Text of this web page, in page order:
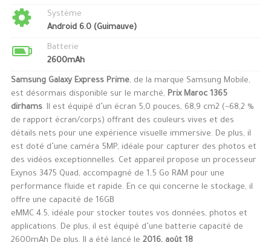
Système
Android 6.0 (Guimauve)
Batterie
2600mAh
Samsung Galaxy Express Prime, de la marque Samsung Mobile,
est désormais disponible sur le marché, Prix Maroc 1365
dirhams. Il est équipé d’un écran 5,0 pouces, 68,9 cm2 (~68,2 %
de rapport écran/corps) offrant des couleurs vives et des
détails nets pour une expérience visuelle immersive. De plus, il
est doté d’une caméra 5MP, idéale pour capturer des photos et
des vidéos exceptionnelles. Cet appareil propose un processeur
Exynos 3475 Quad, accompagné de 1,5 Go RAM pour une
performance fluide et rapide. En ce qui concerne le stockage, il
offre une capacité de 16GB
eMMC 4.5, idéale pour stocker toutes vos données, photos et
applications. De plus, il est équipé d’une batterie capacité de